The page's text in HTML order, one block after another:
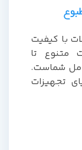
با کیفیت
متنوع تا
شماست.
تجهیزات